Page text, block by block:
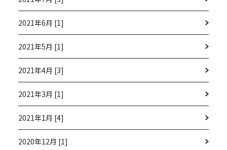
2021年6月 [1]
2021年5月 [1]
2021年4月 [3]
2021年3月 [1]
2021年1月 [4]
2020年12月 [1]